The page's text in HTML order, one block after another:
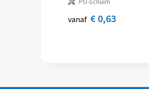
vanaf € 0,63